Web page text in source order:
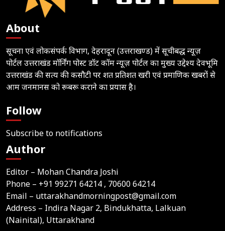
About
सूचना एवं लोकसंपर्क विभाग, देहरादून (उत्तराखण्ड) में सूचीबद्ध न्यूज़
पोर्टल उत्तराखंड मॉर्निंग पोस्ट डॉट कॉम न्यूज़ पोर्टल का मुख्य उद्देश्य देवभूमि
उत्तराखंड की सत्य की कसौटी पर शत प्रतिशत खरी एवं प्रमाणिक खबरों से
आम जनमानस को रूबरू कराने का प्रयास है।
Follow
Subscribe to notifications
Author
Editor – Mohan Chandra Joshi
Phone – +91 99271 64214 , 70600 64214
Email – uttarakhandmorningpost@gmail.com
Address – Indira Nagar 2, Bindukhatta, Lalkuan
(Nainital), Uttarakhand